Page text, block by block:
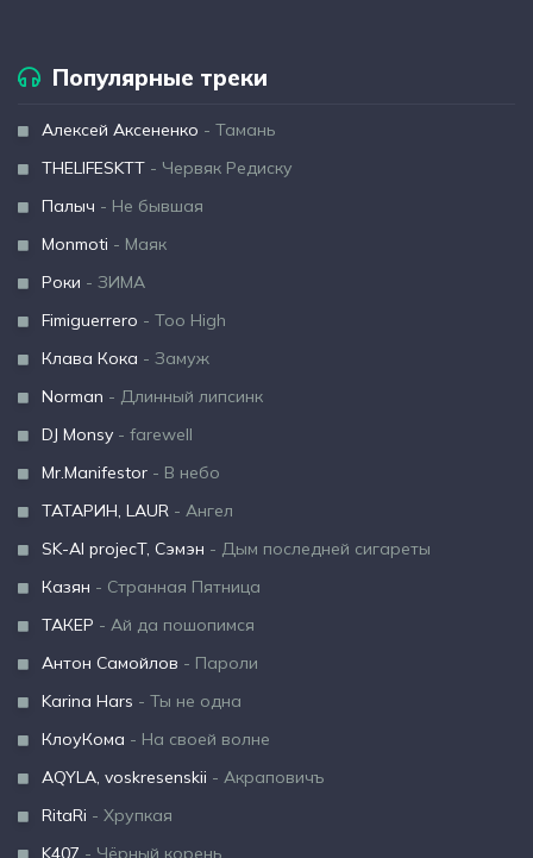
Популярные треки
Алексей Аксененко - Тамань
THELIFESKTT - Червяк Редиску
Палыч - Не бывшая
Monmoti - Маяк
Роки - ЗИМА
Fimiguerrero - Too High
Клава Кока - Замуж
Norman - Длинный липсинк
DJ Monsy - farewell
Mr.Manifestor - В небо
ТАТАРИН, LAUR - Ангел
SK-AI projecT, Сэмэн - Дым последней сигареты
Казян - Странная Пятница
ТАКЕР - Ай да пошопимся
Антон Самойлов - Пароли
Karina Hars - Ты не одна
КлоуКома - На своей волне
AQYLA, voskresenskii - Акраповичъ
RitaRi - Хрупкая
K407 - Чёрный корень